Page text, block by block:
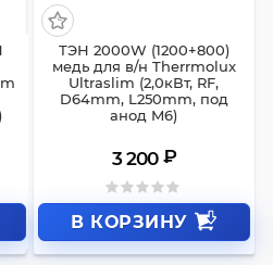
ТЭН 2000W (1200+800)
медь для в/н Therrmolux
Ultraslim (2,0кВт, RF,
D64mm, L250mm, под
анод M6)
3 200 ₽
В КОРЗИНУ